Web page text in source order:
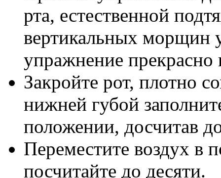
рта, естественной
вертикальных морщин
упражнение
Закройте рот, плотно
нижней губой
положении, досчитав
Переместите воздух в
посчитайте до десяти.